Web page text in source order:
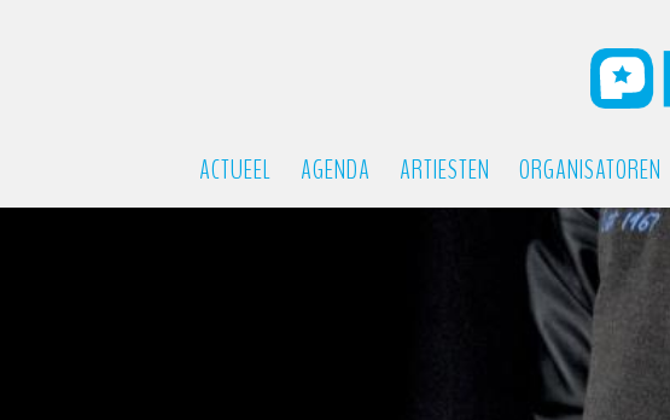
ACTUEEL AGENDA ARTIESTEN ORGANISATOREN